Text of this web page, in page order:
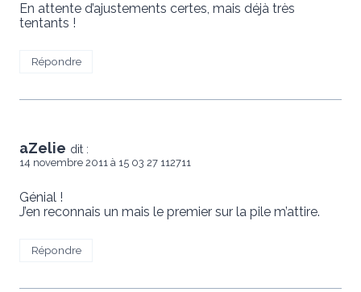
En attente d’ajustements certes, mais déjà très
tentants !
Répondre
aZelie dit :
14 novembre 2011 à 15 03 27 112711
Génial !
J’en reconnais un mais le premier sur la pile m’attire.
Répondre